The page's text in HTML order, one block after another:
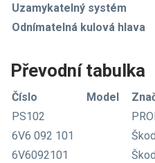
Uzamykatelný systém
Odnímatelná kulová hlava
Převodní tabulka
Číslo Model
PS102
6V6 092 101
6V6092101